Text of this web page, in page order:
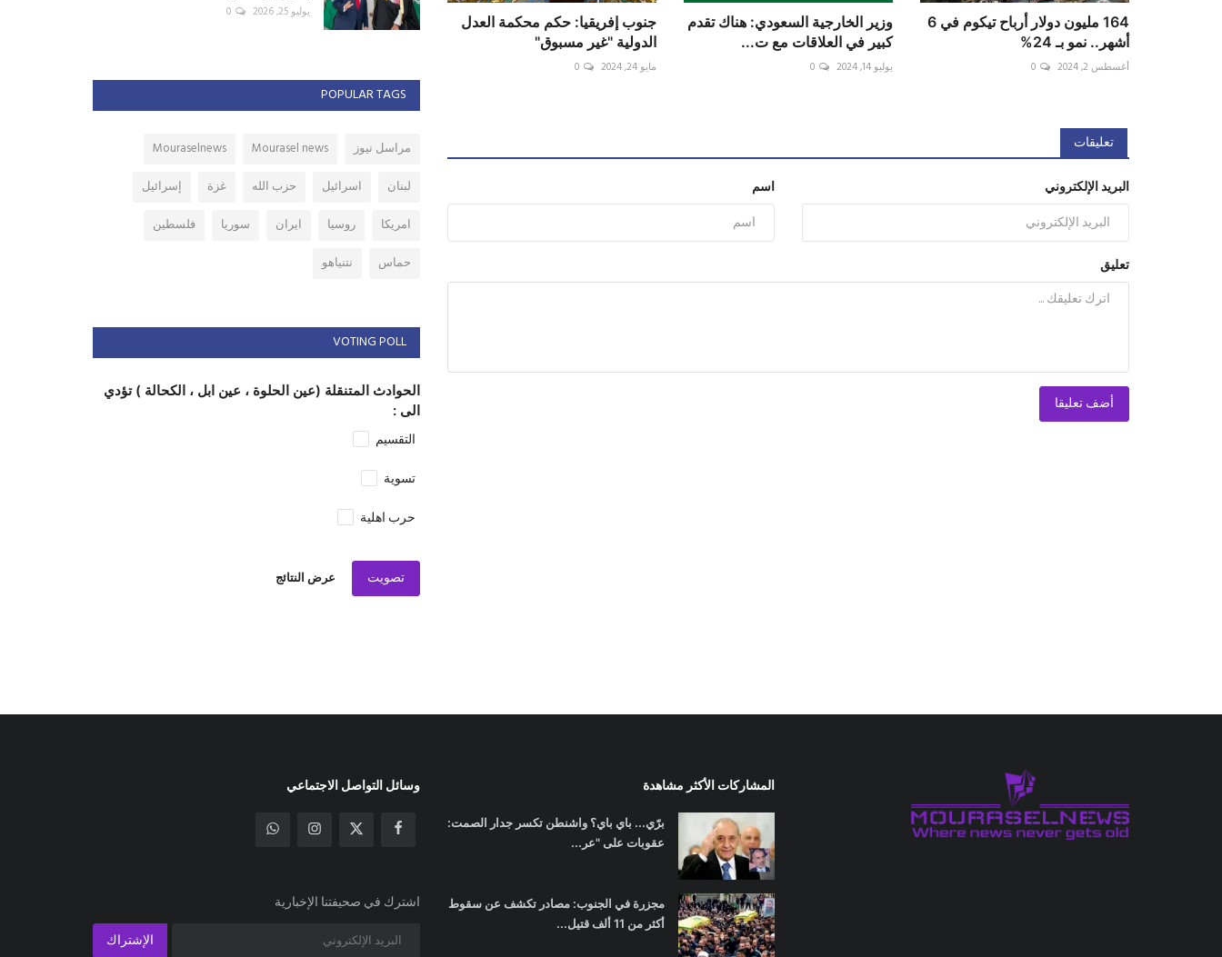
164 مليون دولار أرباح تيكوم في 6
أشهر.. نمو بـ 24%
أغسطس 2, 2024 0
‏وزير الخارجية السعودي: هناك تقدم
كبير في العلاقات مع ت...
يوليو 14, 2024 0
جنوب إفريقيا: حكم محكمة العدل
الدولية "غير مسبوق"
مايو 24, 2024 0
تعليقات
اسم البريد الإلكتروني
تعليق
أضف تعليقا
يوليو 25, 2026 0
POPULAR TAGS
مراسل نيوز Mourasel news
Mouraselnews
لبنان
اسرائيل حزب الله غزة
إسرائيل
امريكا
روسيا ايران سوريا
فلسطين
حماس
نتنياهو
VOTING POLL
الحوادث المتنقلة (عين الحلوة ، عين ابل ، الكحالة ) تؤدي
الى :
التقسيم
تسوية
حرب اهلية
تصويت عرض النتائج
المشاركات الأكثر مشاهدة
برّي... باي باي؟ واشنطن تكسر جدار الصمت:
عقوبات على "عر...
مجزرة في الجنوب: مصادر تكشف عن سقوط
أكثر من 11 ألف قتيل...
وسائل التواصل الاجتماعي
اشترك في صحيفتنا الإخبارية
الإشتراك